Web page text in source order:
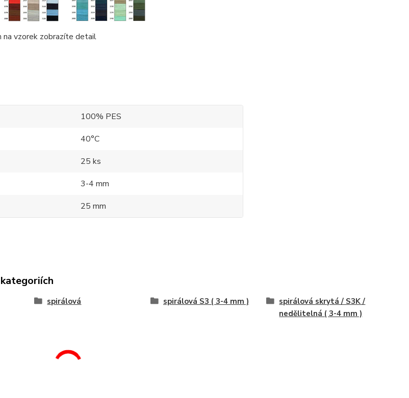
zobrazíte detail
100% PES
40°C
25 ks
3-4 mm
25 mm
spirálová spirálová S3 ( 3-4 mm )
spirálová skrytá / S3K /
nedělitelná ( 3-4 mm )